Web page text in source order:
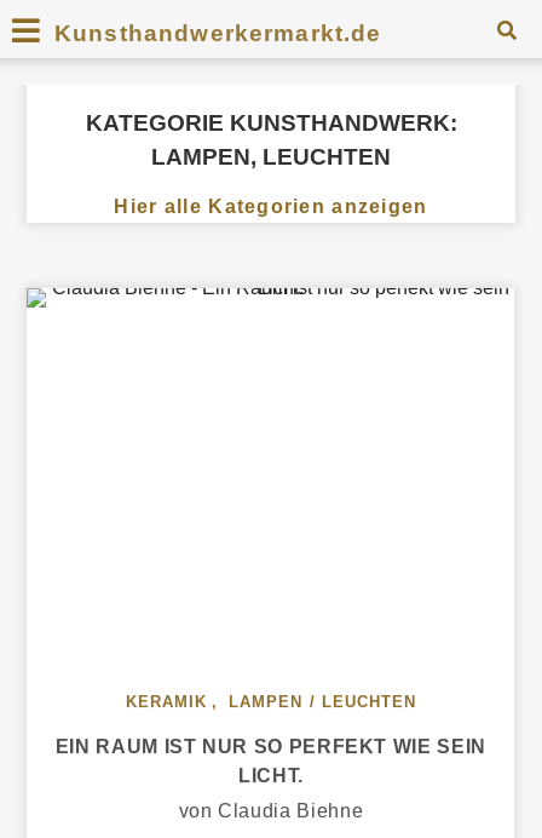
Kunsthandwerkermarkt.de
KATEGORIE KUNSTHANDWERK:
LAMPEN, LEUCHTEN
Hier alle Kategorien anzeigen
KERAMIK , LAMPEN / LEUCHTEN
EIN RAUM IST NUR SO PERFEKT WIE SEIN
LICHT.
von Claudia Biehne